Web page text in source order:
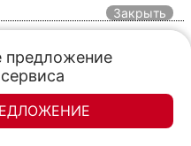
Закрыть
предложение